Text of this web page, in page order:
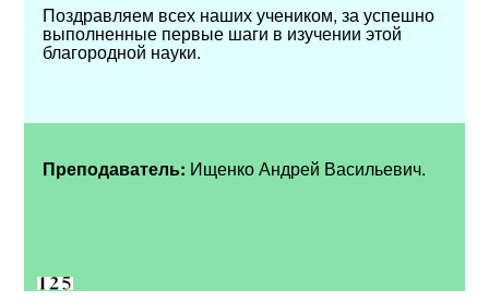
Поздравляем всех наших учеником, за успешно
выполненные первые шаги в изучении этой
благородной науки.
Преподаватель: Ищенко Андрей Васильевич.